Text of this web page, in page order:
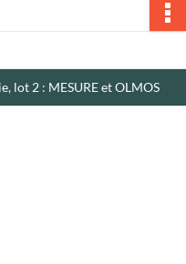
lot 2 : MESURE et OLMOS